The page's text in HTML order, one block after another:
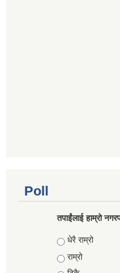
Poll
तपाईंलाई हाम्रो
Choices
धेरै राम्रो
राम्रो